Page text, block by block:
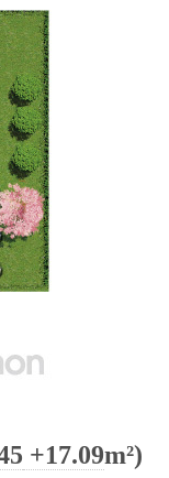
+17.09m²)